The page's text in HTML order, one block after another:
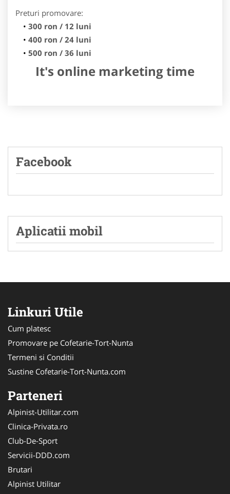
Preturi promovare:
300 ron / 12 luni
400 ron / 24 luni
500 ron / 36 luni
It's online marketing time
Facebook
Aplicatii mobil
Linkuri Utile
Cum platesc
Promovare pe Cofetarie-Tort-Nunta
Termeni si Conditii
Sustine Cofetarie-Tort-Nunta.com
Parteneri
Alpinist-Utilitar.com
Clinica-Privata.ro
Club-De-Sport
Servicii-DDD.com
Brutari
Alpinist Utilitar